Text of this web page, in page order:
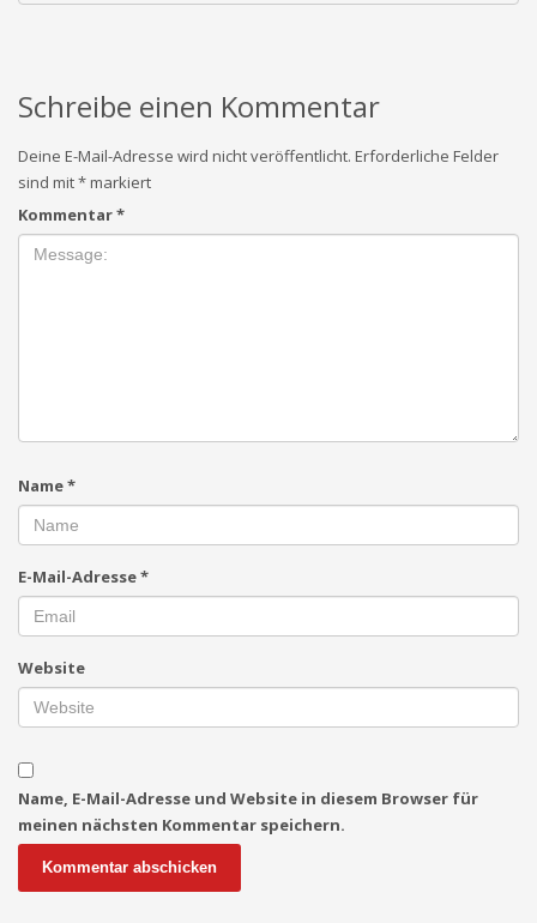
Schreibe einen Kommentar
Deine E-Mail-Adresse wird nicht veröffentlicht. Erforderliche Felder
sind mit*markiert
Kommentar*
Name*
E-Mail-Adresse*
Website
Name, E-Mail-Adresse und Website in diesem Browser für
meinen nächsten Kommentar speichern.